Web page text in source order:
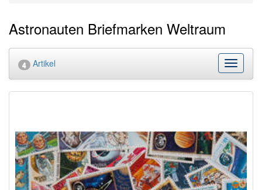
Astronauten Briefmarken Weltraum
4 Artikel